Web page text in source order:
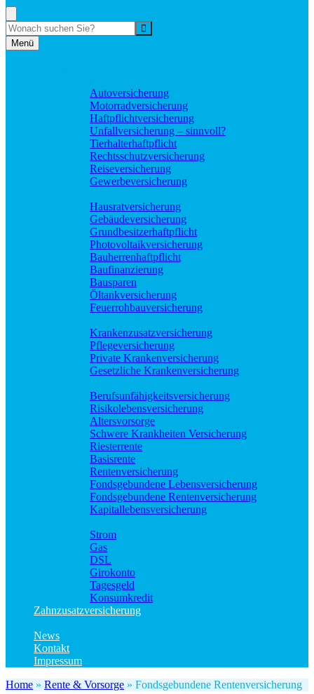
Menü
Autoversicherung
Motorradversicherung
Haftpflichtversicherung
Unfallversicherung – sinnvoll?
Tierhalterhaftpflicht
Rechtsschutzversicherung
Reiseversicherung
Gewerbeversicherung
Hausratversicherung
Gebäudeversicherung
Grundbesitzerhaftpflicht
Photovoltaikversicherung
Bauherrenhaftpflicht
Baufinanzierung
Bausparen
Öltankversicherung
Feuerrohbauversicherung
Krankenzusatzversicherung
Pflegeversicherung
Private Krankenversicherung
Gesetzliche Krankenversicherung
Berufs­unfähigkeitsversicherung
Risikolebensversicherung
Altersvorsorge
Schwere Krankheiten Versicherung
Riesterrente
Basisrente
Rentenversicherung
Fondsgebundene Lebensversicherung
Fondsgebundene Rentenversicherung
Kapitallebensversicherung
Strom
Gas
DSL
Girokonto
Tagesgeld
Konsumkredit
Zahnzusatzversicherung
News
Kontakt
Impressum
Home » Rente & Vorsorge » Fondsgebundene Rentenversicherung